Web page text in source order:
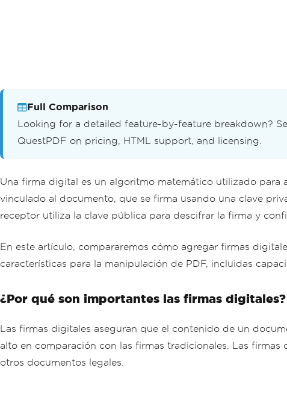
Full Comparison
Looking for a detailed feature-by-feature breakdown?
QuestPDF on pricing, HTML support, and licensing.
Una firma digital es un algoritmo matemático utilizado
vinculado al documento, que se firma usando una clave
receptor utiliza la clave pública para descifrar la firma y
En este artículo, compararemos cómo agregar firmas
características para la manipulación de PDF, incluidas
¿Por qué son importantes las firmas digitales?
Las firmas digitales aseguran que el contenido de un
alto en comparación con las firmas tradicionales. Las
otros documentos legales.